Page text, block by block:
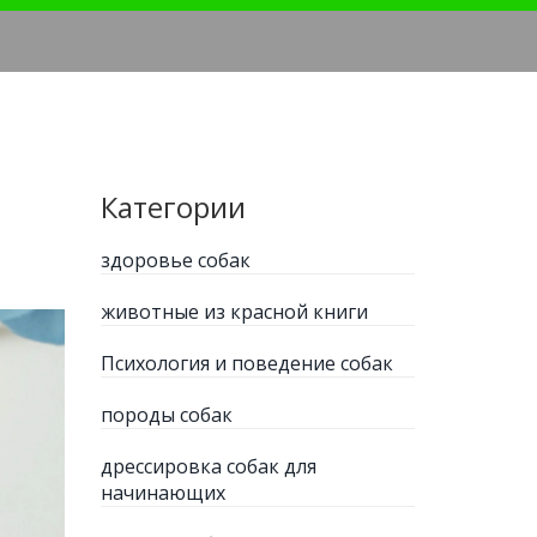
Категории
здоровье собак
животные из красной книги
Психология и поведение собак
породы собак
дрессировка собак для
начинающих